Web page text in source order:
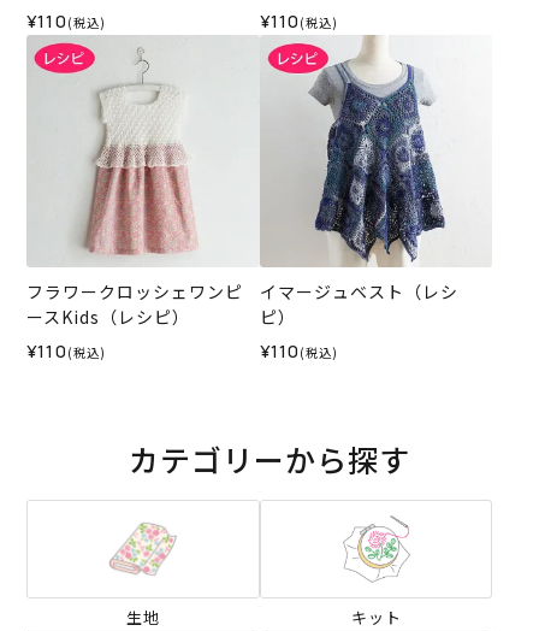
¥110 (税込) ¥110 (税込)
フラワークロッシェワンピ
ースKids（レシピ）
¥110 (税込)
イマージュベスト（レシ
ピ）
¥110 (税込)
カテゴリーから探す
生地 キット